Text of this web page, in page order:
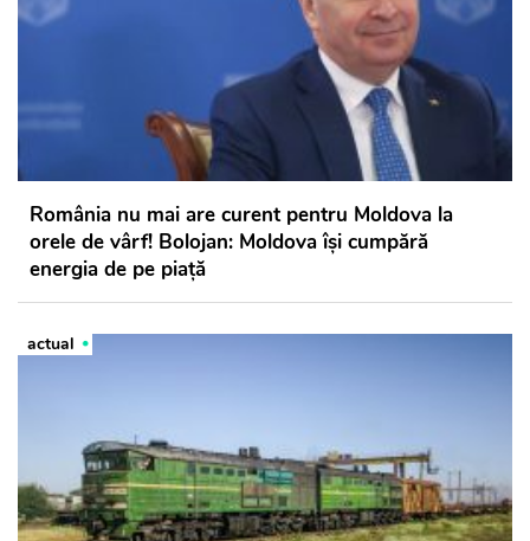
România nu mai are curent pentru Moldova la
orele de vârf! Bolojan: Moldova își cumpără
energia de pe piață
actual